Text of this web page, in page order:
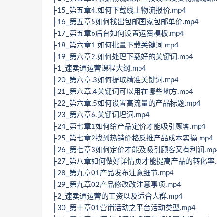
├15_第五章4.如何下载线上物流报价.mp4
├16_第五章5如何找出包邮国家包邮单价.mp4
├17_第五章6后台如何设置运费模板.mp4
├18_第六章1.如何批量下载关键词.mp4
├19_第六章2.如何处理下载好的关键词.mp4
├1_速卖通运营课程大纲.mp4
├20_第六章.3如何提取精准关键词.mp4
├21_第六章.4关键词可以用在哪些地方.mp4
├22_第六章.5如何设置高流量的产品标题.mp4
├23_第六章6.关键词埋词.mp4
├24_第七章1如何给产品定价才能吸引顾客.mp4
├25_第七章2找到热销价格反推产品成本实操.mp4
├26_第七章3如何定价才能及吸引顾客又有利润
├27_第八章如何做好详情页才能提高产品的转化率
├28_第九章01产品发布注意细节.mp4
├29_第九章02产品修改改注意事项.mp4
├2_速卖通运营的工资以及适合人群.mp4
├30_第十章01营销活动之平台活动类型.mp4